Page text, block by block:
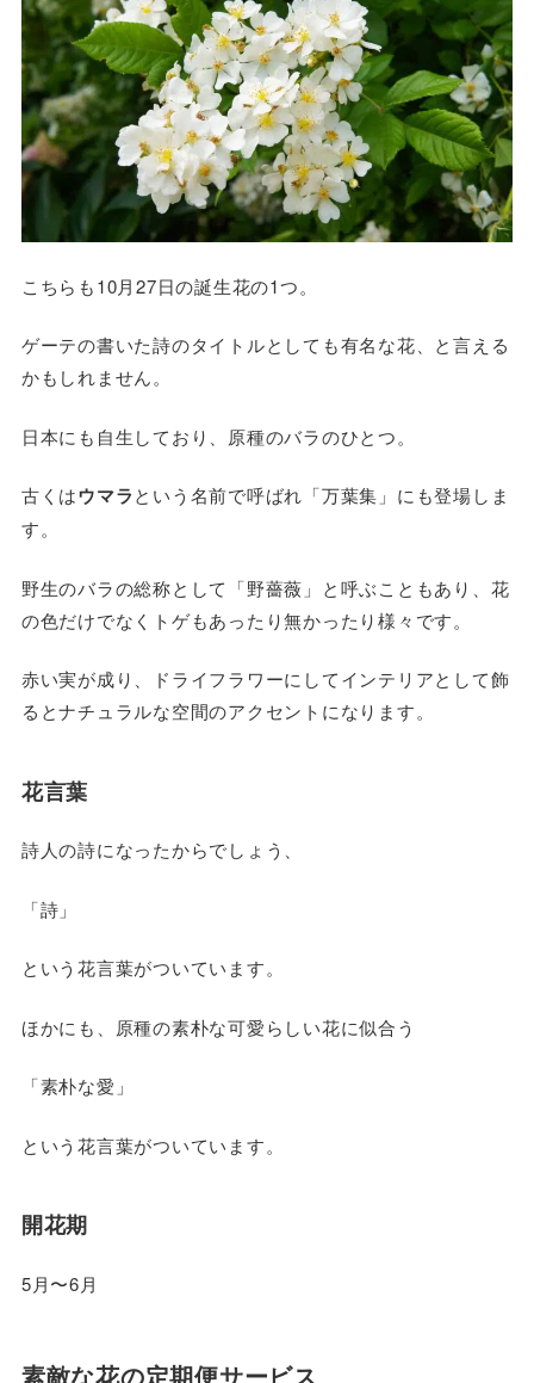
こちらも10月27日の誕生花の1つ。
ゲーテの書いた詩のタイトルとしても有名な花、と言える
かもしれません。
日本にも自生しており、原種のバラのひとつ。
古くはウマラという名前で呼ばれ「万葉集」にも登場しま
す。
野生のバラの総称として「野薔薇」と呼ぶこともあり、花
の色だけでなくトゲもあったり無かったり様々です。
赤い実が成り、ドライフラワーにしてインテリアとして飾
るとナチュラルな空間のアクセントになります。
花言葉
詩人の詩になったからでしょう、
「詩」
という花言葉がついています。
ほかにも、原種の素朴な可愛らしい花に似合う
「素朴な愛」
という花言葉がついています。
開花期
5月〜6月
素敵な花の定期便サービス